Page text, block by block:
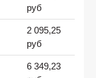
руб
2 095,25
руб
6 349,23